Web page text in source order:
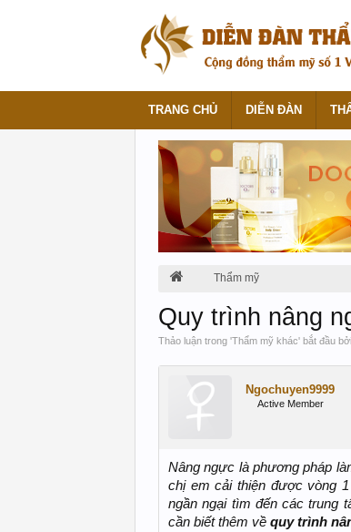
Thẩm mỹ
Quy trình nâng
Thảo luận trong 'Thẩm mỹ khác' bắt đầu bởi
Ngochuyen9999
Active Member
Nâng ngực là phương pháp
chị em cải thiện được vòng
ngần ngại tìm đến các trung
cần biết thêm về quy trình
TRANG CHỦ DIỄN ĐÀN